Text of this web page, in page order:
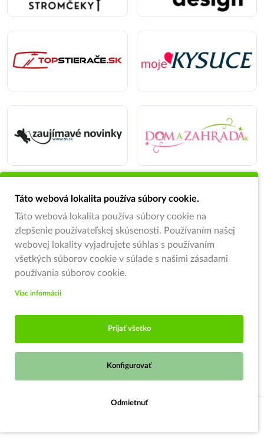
Táto webová lokalita používa súbory cookie.
Táto webová lokalita používa súbory cookie na
zlepšenie používateľskej skúsenosti. Používaním našej
webovej lokality vyjadrujete súhlas s používaním
všetkých súborov cookie v súlade s našimi zásadami
používania súborov cookie.
Viac informácii
Prijať všetko
Konfigurovať
Odmietnuť